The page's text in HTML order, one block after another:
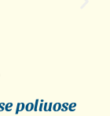
poliuose